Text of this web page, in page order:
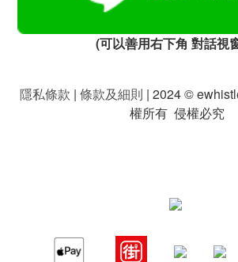
(可以善用右下角 對話視
隱私條款 | 條款及細則 | 2024 ©
權所有 侵權必究